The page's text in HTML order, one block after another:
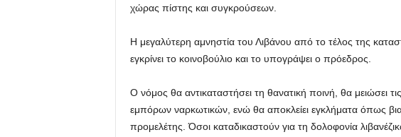
χώρας πίστης και συγκρούσεων.
Η μεγαλύτερη αμνηστία του Λιβάνου από το τέλος της
εγκρίνει το κοινοβούλιο και το υπογράψει ο πρόεδρος.
Ο νόμος θα αντικαταστήσει τη θανατική ποινή, θα μειώσει
εμπόρων ναρκωτικών, ενώ θα αποκλείει εγκλήματα όπως
προμελέτης. Όσοι καταδικαστούν για τη δολοφονία